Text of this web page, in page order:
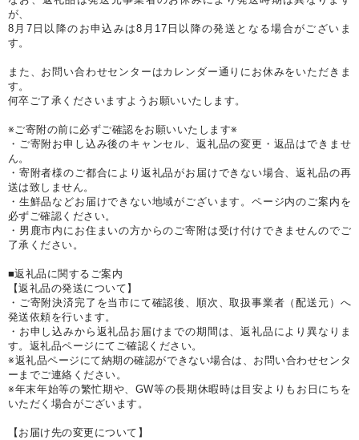
が、
8月7日以降のお申込みは8月17日以降の発送となる場合がございま
す。
また、お問い合わせセンターはカレンダー通りにお休みをいただきま
す。
何卒ご了承くださいますようお願いいたします。
※ご寄附の前に必ずご確認をお願いいたします※
・ご寄附お申し込み後のキャンセル、返礼品の変更・返品はできませ
ん。
・寄附者様のご都合により返礼品がお届けできない場合、返礼品の再
送は致しません。
・生鮮品などお届けできない地域がございます。ページ内のご案内を
必ずご確認ください。
・男鹿市内にお住まいの方からのご寄附は受け付けできませんのでご
了承ください。
■返礼品に関するご案内
【返礼品の発送について】
・ご寄附決済完了を当市にて確認後、順次、取扱事業者（配送元）へ
発送依頼を行います。
・お申し込みから返礼品お届けまでの期間は、返礼品により異なりま
す。返礼品ページにてご確認ください。
※返礼品ページにて納期の確認ができない場合は、お問い合わせセンタ
ーまでご連絡ください。
※年末年始等の繁忙期や、GW等の長期休暇時は目安よりもお日にちを
いただく場合がございます。
【お届け先の変更について】